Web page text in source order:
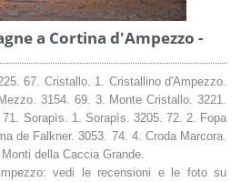
a Cortina d'Ampezzo -
67. Cristallo. 1. Cristallino d'Ampezzo.
3154. 69. 3. Monte Cristallo. 3221.
Sorapìs. 1. Sorapìs. 3205. 72. 2. Fopa
de Falkner. 3053. 74. 4. Croda Marcora.
della Caccia Grande.
vedi le recensioni e le foto su